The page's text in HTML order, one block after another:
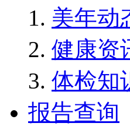
美年动
健康资
体检知
报告查询